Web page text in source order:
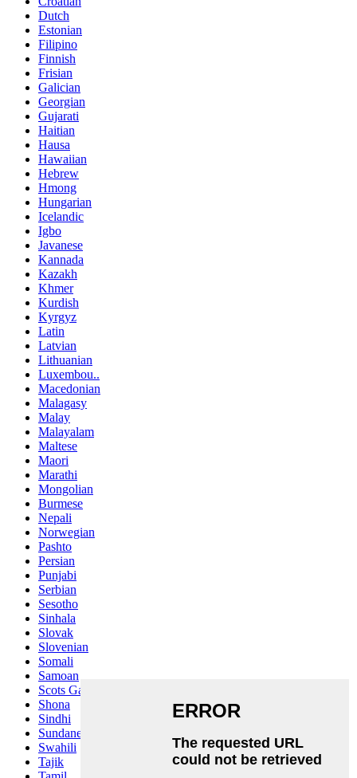
Dutch
Estonian
Filipino
Finnish
Frisian
Galician
Georgian
Gujarati
Haitian
Hausa
Hawaiian
Hebrew
Hmong
Hungarian
Icelandic
Igbo
Javanese
Kannada
Kazakh
Khmer
Kurdish
Kyrgyz
Latin
Latvian
Lithuanian
Luxembou..
Macedonian
Malagasy
Malay
Malayalam
Maltese
Maori
Marathi
Mongolian
Burmese
Nepali
Norwegian
Pashto
Persian
Punjabi
Serbian
Sesotho
Sinhala
Slovak
Slovenian
Somali
Samoan
Scots Gaelic
Shona
Sindhi
Sundanese
Swahili
Tajik